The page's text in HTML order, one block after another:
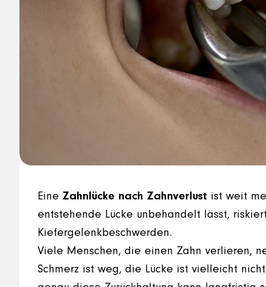
Eine Zahnlücke nach Zahnverlust ist weit
entstehende Lücke unbehandelt lässt,
Kiefergelenkbeschwerden.
Viele Menschen, die einen Zahn verlieren,
Schmerz ist weg, die Lücke ist vielleicht